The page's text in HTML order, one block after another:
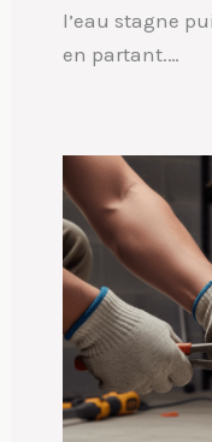
l’eau stagne
en partant.…